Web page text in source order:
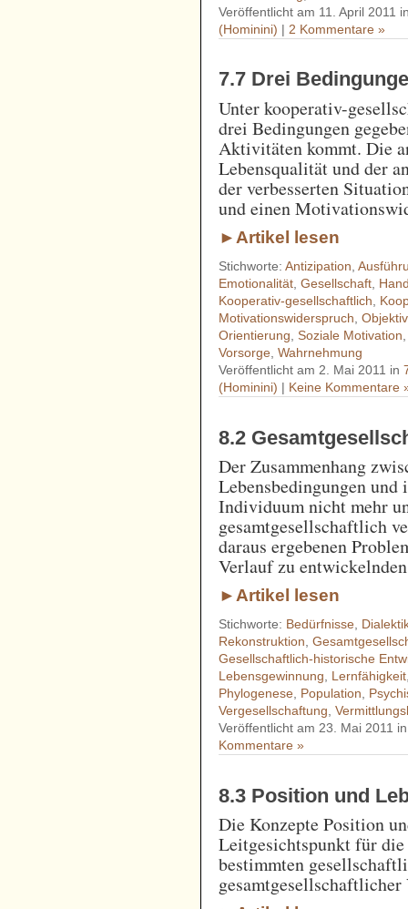
Veröffentlicht am 11. April 2011
(Hominini) | 2 Kommentare »
7.7 Drei
Unter kooperativ-
drei Bedingungen
Aktivitäten kommt. Die
Lebensqualität und der
der verbesserten
und einen
►Artikel lesen
Stichworte:Antizipation ,
Emotionalität ,Gesellschaft
Kooperativ-gesellschaftlich
Motivationswiderspruch ,
Orientierung ,Soziale Motivation
Vorsorge ,Wahrnehmung
Veröffentlicht am 2. Mai 2011 in
(Hominini) | Keine Kommentare
8.2
Der Zusammenhang
Lebensbedingungen
Individuum nicht mehr
gesamtgesellschaftlich
daraus ergebenen
Verlauf zu
►Artikel lesen
Stichworte: Bedürfnisse
Rekonstruktion ,
Gesellschaftlich-historische
Lebensgewinnung
Lernfähigkeit
Phylogenese Population
Vergesellschaftung ,
Veröffentlicht am 23. Mai 2011
Kommentare »
8.3 Position und
Die Konzepte Position
Leitgesichtspunkt für
bestimmten